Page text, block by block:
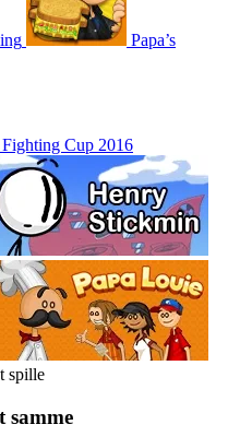
Papa’s
Cup 2016
spille
samme